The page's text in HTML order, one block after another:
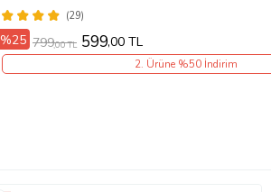
(29)
%25 799,00 TL 599,00 TL
2. Ürüne %50 İndirim